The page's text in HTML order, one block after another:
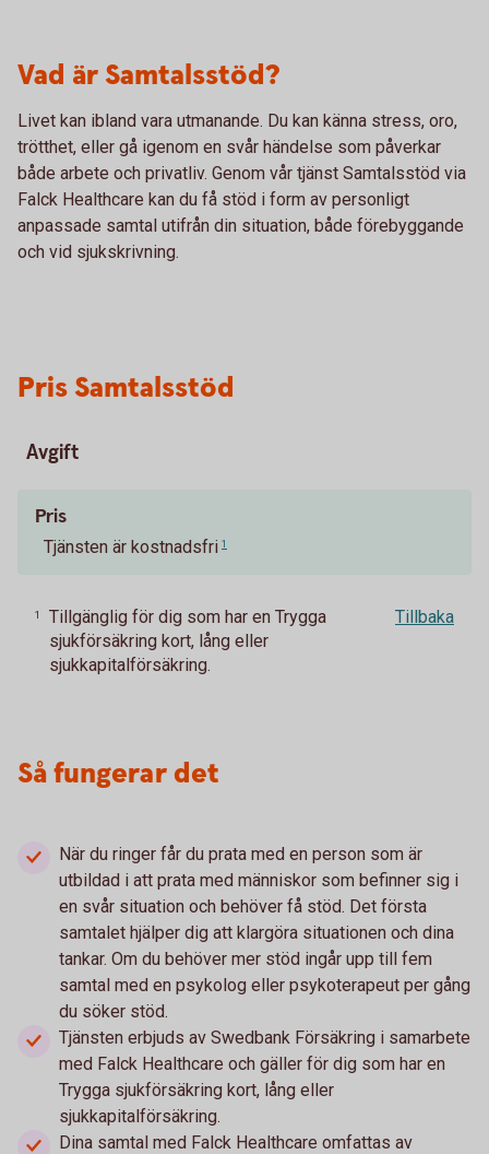
Vad är Samtalsstöd?
Livet kan ibland vara utmanande. Du kan känna stress, oro,
trötthet, eller gå igenom en svår händelse som påverkar
både arbete och privatliv. Genom vår tjänst Samtalsstöd via
Falck Healthcare kan du få stöd i form av personligt
anpassade samtal utifrån din situation, både förebyggande
och vid sjukskrivning.
Pris Samtalsstöd
Avgift
Pris
Tjänsten är kostnadsfri 1
1
Tillgänglig för dig som har en Trygga
sjukförsäkring kort, lång eller
sjukkapitalförsäkring.
Tillbaka
Så fungerar det
När du ringer får du prata med en person som är
utbildad i att prata med människor som befinner sig i
en svår situation och behöver få stöd. Det första
samtalet hjälper dig att klargöra situationen och dina
tankar. Om du behöver mer stöd ingår upp till fem
samtal med en psykolog eller psykoterapeut per gång
du söker stöd.
Tjänsten erbjuds av Swedbank Försäkring i samarbete
med Falck Healthcare och gäller för dig som har en
Trygga sjukförsäkring kort, lång eller
sjukkapitalförsäkring.
Dina samtal med Falck Healthcare omfattas av